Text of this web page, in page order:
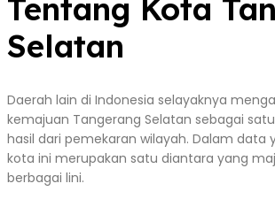
Tentang Kota
Selatan
Daerah lain di Indonesia selayaknya
kemajuan Tangerang Selatan sebagai
hasil dari pemekaran wilayah. Dalam data
kota ini merupakan satu diantara yang
berbagai lini.